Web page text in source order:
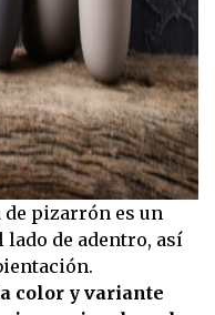
pizarrón es un
lado de adentro, así
color y variante